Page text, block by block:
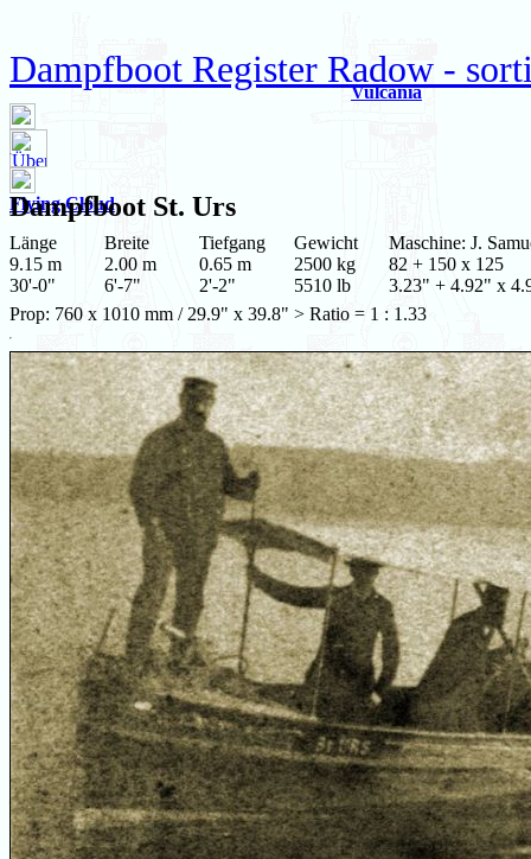
Dampfboot Register Radow -
Vulcania
Flying Cloud
Dampfboot St. Urs
Länge
9.15 m
30'-0"
Breite
2.00 m
6'-7"
Tiefgang
0.65 m
2'-2"
Gewicht
2500 kg
5510 lb
Maschine: J.
82 + 150 x 125
3.23" + 4.92" x
Prop: 760 x 1010 mm / 29.9" x 39.8" > Ratio = 1 : 1.33